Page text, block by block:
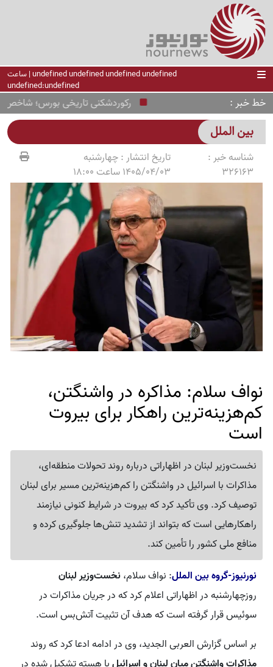
undefined undefined undefined undefined | ساعت
undefined:undefined
خط خبر رکوردشکنی تاریخی بورس؛ شاخص کل وارد کانال 5.5
بین الملل
شناسه خبر :
326163
تاریخ انتشار :چهارشنبه
1405/04/03 ساعت 18:00
نواف سلام: مذاکره در واشنگتن،
کم‌هزینه‌ترین راهکار برای بیروت
است
نخست‌وزیر لبنان در اظهاراتی درباره روند تحولات منطقه‌ای،
مذاکرات با اسرائیل در واشنگتن را کم‌هزینه‌ترین مسیر برای لبنان
توصیف کرد. وی تأکید کرد که بیروت در شرایط کنونی نیازمند
راهکارهایی است که بتواند از تشدید تنش‌ها جلوگیری کرده و
منافع ملی کشور را تأمین کند.
نورنیوز-گروه بین الملل: نواف سلام،نخست‌وزیر لبنان
روزچهارشنبه در اظهاراتی اعلام کرد که در جریان مذاکرات در
سوئیس قرار گرفته است که هدف آن تثبیت آتش‌بس است.
بر اساس گزارش العربی الجدید، وی در ادامه ادعا کرد که روند